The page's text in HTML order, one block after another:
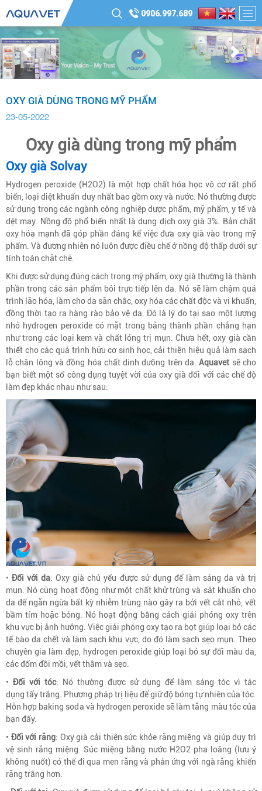
0906.997.689
OXY GIÀ DÙNG TRONG MỸ PHẨM
23-05-2022
Oxy già dùng trong mỹ phẩm
Oxy già Solvay
Hydrogen peroxide (H2O2) là một hợp chất hóa học vô cơ rất phổ
biến, loại diệt khuẩn duy nhất bao gồm oxy và nước. Nó thường được
sử dụng trong các ngành công nghiệp dược phẩm, mỹ phẩm, y tế và
dệt may. Nồng độ phổ biến nhất là dung dịch oxy già 3%. Bản chất
oxy hóa mạnh đã góp phần đáng kể việc đưa oxy già vào trong mỹ
phẩm. Và đương nhiên nó luôn được điều chế ở nồng độ thấp dưới sự
tính toán chặt chẽ.
Khi được sử dụng đúng cách trong mỹ phẩm, oxy già thường là thành
phần trong các sản phẩm bôi trực tiếp lên da. Nó sẽ làm chậm quá
trình lão hóa, làm cho da săn chắc, oxy hóa các chất độc và vi khuẩn,
đồng thời tạo ra hàng rào bảo vệ da. Đó là lý do tại sao một lượng
nhỏ hydrogen peroxide có mặt trong bảng thành phần chẳng hạn
như trong các loại kem và chất lỏng trị mụn. Chưa hết, oxy già cần
thiết cho các quá trình hữu cơ sinh học, cải thiện hiệu quả làm sạch
lỗ chân lông và đồng hóa chất dinh dưỡng trên da.Aquavet sẽ cho
bạn biết một số công dụng tuyệt vời của oxy già đối với các chế độ
làm đẹp khác nhau như sau:
•Đối với da: Oxy già chủ yếu được sử dụng để làm sáng da và trị
mụn. Nó cũng hoạt động như một chất khử trùng và sát khuẩn cho
da để ngăn ngừa bất kỳ nhiễm trùng nào gây ra bởi vết cắt nhỏ, vết
bầm tím hoặc bỏng. Nó hoạt động bằng cách giải phóng oxy trên
khu vực bị ảnh hưởng. Việc giải phóng oxy tạo ra bọt giúp loại bỏ các
tế bào da chết và làm sạch khu vực, do đó làm sạch sẹo mụn. Theo
chuyên gia làm đẹp, hydrogen peroxide giúp loại bỏ sự đổi màu da,
các đốm đồi mồi, vết thâm và sẹo.
• Đối với tóc: Nó thường được sử dụng để làm sáng tóc vì tác
dụng tẩy trắng. Phương pháp trị liệu để giữ độ bóng tự nhiên của tóc.
Hỗn hợp baking soda và hydrogen peroxide sẽ làm tăng màu tóc của
bạn đấy.
• Đối với răng: Oxy già cải thiện sức khỏe răng miệng và giúp duy trì
vệ sinh răng miệng. Súc miệng bằng nước H2O2 pha loãng (lưu ý
không nuốt) có thể đi qua men răng và phản ứng với ngà răng khiến
răng trắng hơn.